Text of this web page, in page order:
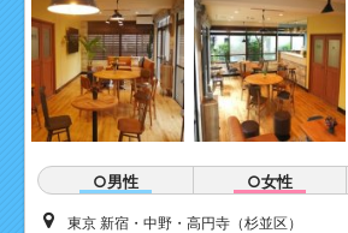
○男性 ○女性
東京 新宿・中野・高円寺（杉並区）